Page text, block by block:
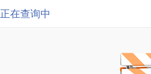
正在查询中